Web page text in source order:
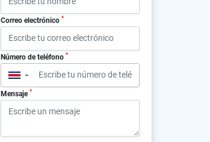
Correo electrónico *
Número de teléfono *
▼
Mensaje *